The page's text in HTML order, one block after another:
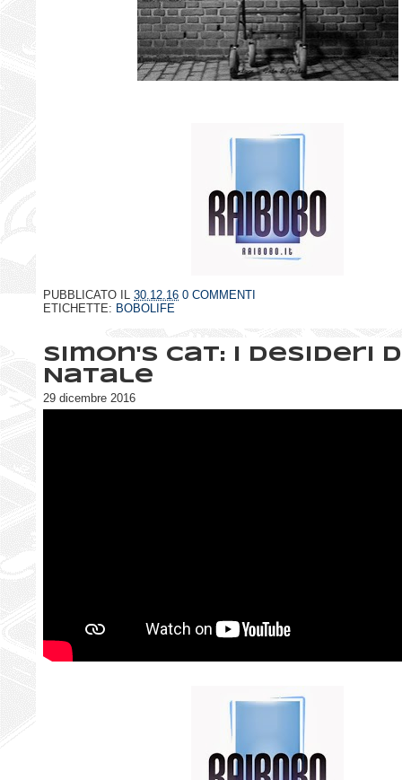
PUBBLICATO IL 30.12.16 0 COMMENTI
ETICHETTE: BOBOLIFE
Simon's cat: i desideri
Natale
29 dicembre 2016